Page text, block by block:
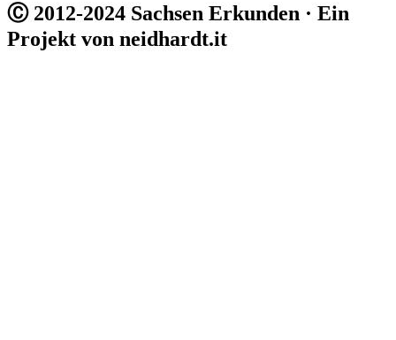
Ⓒ 2012-2024 Sachsen Erkunden · Ein
Projekt von neidhardt.it